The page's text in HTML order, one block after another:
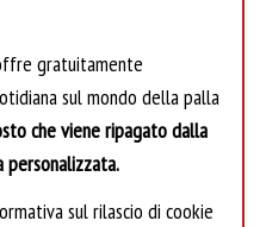
gratuitamente
sul mondo della palla
che viene ripagato dalla
sul rilascio di cookie